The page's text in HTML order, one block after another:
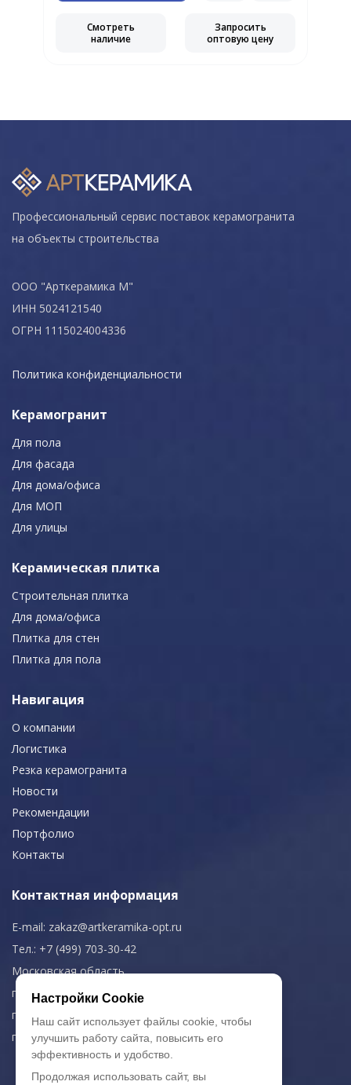
Смотреть
наличие
Запросить
оптовую цену
Профессиональный сервис поставок керамогранита
на объекты строительства
ООО "Арткерамика М"
ИНН 5024121540
ОГРН 1115024004336
Политика конфиденциальности
Керамогранит
Для пола
Для фасада
Для дома/офиса
Для МОП
Для улицы
Керамическая плитка
Строительная плитка
Для дома/офиса
Плитка для стен
Плитка для пола
Навигация
О компании
Логистика
Резка керамогранита
Новости
Рекомендации
Портфолио
Контакты
Контактная информация
E-mail: zakaz@artkeramika-opt.ru
Тел.: +7 (499) 703-30-42
Московская область,
г. Красногорск
пн-чт: 09.00-18.00
пт: 09.00-17.00
Настройки Cookie
Наш сайт использует файлы cookie, чтобы
улучшить работу сайта, повысить его
эффективность и удобство.
Продолжая использовать сайт, вы